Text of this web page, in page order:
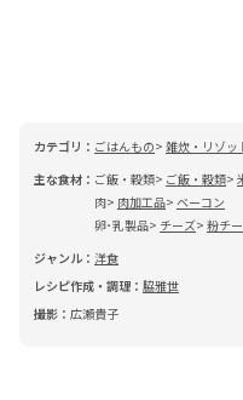
カテゴリ： ごはんもの 雑炊・リゾッ
主な食材： ご飯・穀類 ご飯・穀類
肉
肉加工品 ベーコン
卵･乳製品
チーズ 粉チ
ジャンル： 洋食
レシピ作成・調理： 脇雅世
撮影： 広瀬貴子